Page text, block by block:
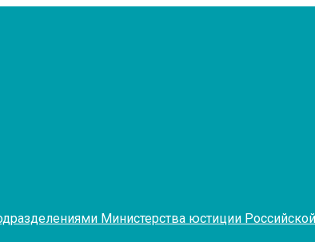
Министерства юстиции